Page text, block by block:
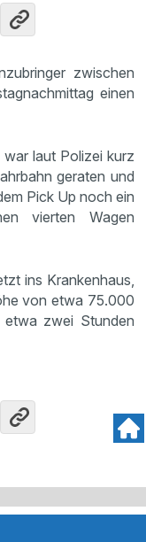
zwischen
einen
laut Polizei kurz
geraten und
Pick Up noch ein
vierten Wagen
ins Krankenhaus,
von etwa 75.000
zwei Stunden